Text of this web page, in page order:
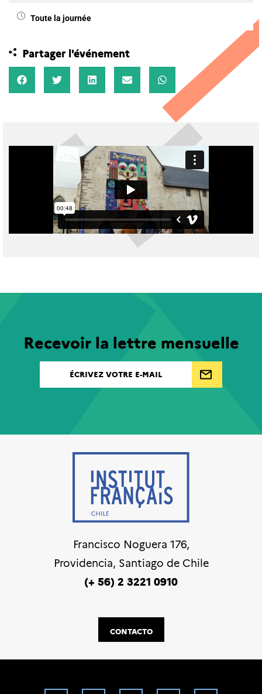
Toute la journée
Partager l'événement
Recevoir la lettre mensuelle
Francisco Noguera 176,
Providencia, Santiago de Chile
(+ 56) 2 3221 0910
CONTACTO